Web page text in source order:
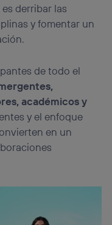
derribar las
y fomentar un
de todo el
académicos y
y el enfoque
en un